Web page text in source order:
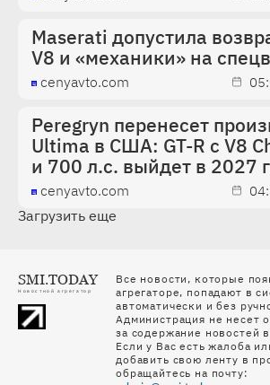
Maserati допустила
V8 и «механики» на
cenyavto.com
Peregryn перенесет
Ultima в США: GT-R с V8
и 700 л.с. выйдет в 2027
cenyavto.com
Загрузить еще
SMI.TODAY
Новостной агрегатор
Все новости, которые
агрегаторе, попадают в
автоматически и без
Администрация не несет
за содержание новостей
Если у Вас есть жалоба
добавить свою ленту в
обращайтесь на почту: